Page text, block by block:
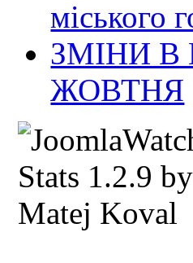
міського
ЗМІНИ В
ЖОВТНЯ